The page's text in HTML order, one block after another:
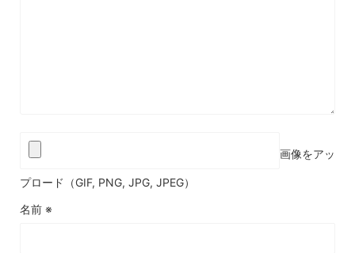
画像をアッ
プロード（GIF, PNG, JPG, JPEG）
名前 ※